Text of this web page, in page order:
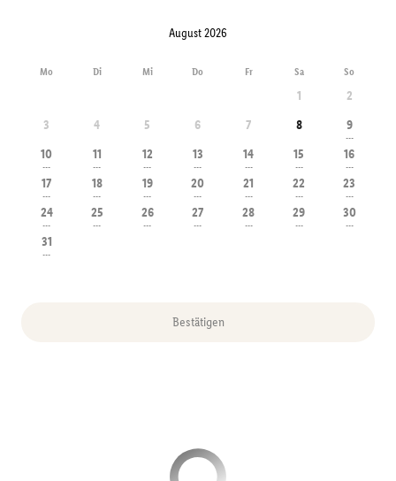
August 2026
Mo Di Mi Do Fr Sa So
1
2
3
4 5 6 7 8 9
---
10
---
11
---
12
---
13
---
14
---
15
---
16
---
17
---
18
---
19
---
20
---
21
---
22
---
23
---
24
---
25
---
26
---
27
---
28
---
29
---
30
---
31
---
Bestätigen